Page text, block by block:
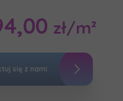
zł/m²
się z nami